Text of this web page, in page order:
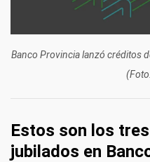
Banco Provincia lanzó créditos
Estos son los
jubilados en